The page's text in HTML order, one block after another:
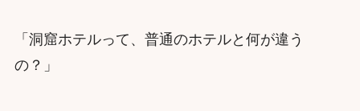
「洞窟ホテルって、普通のホテルと何が違う
の？」